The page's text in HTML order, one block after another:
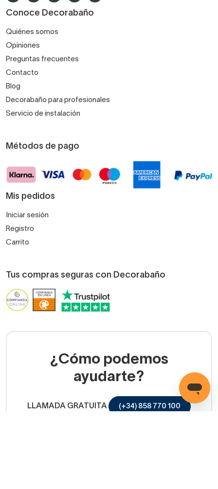
Conoce Decorabaño
Quiénes somos
Opiniones
Preguntas frecuentes
Contacto
Blog
Decorabaño para profesionales
Servicio de instalación
Métodos de pago
Mis pedidos
Iniciar sesión
Registro
Carrito
Tus compras seguras con Decorabaño
¿Cómo podemos
ayudarte?
LLAMADA GRATUITA (+34) 858 770 100